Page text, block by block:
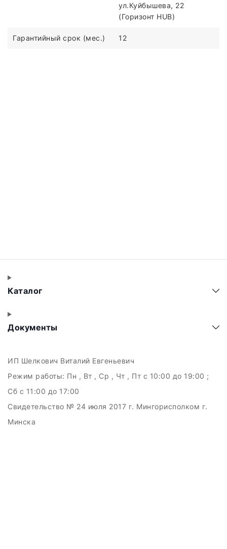
ул.Куйбышева, 22
(Горизонт HUB)
Гарантийный срок (мес.) 12
Каталог
Документы
ИП Шелкович Виталий Евгеньевич
Режим работы: Пн , Вт , Ср , Чт , Пт c 10:00 до 19:00 ;
Сб c 11:00 до 17:00
Свидетельство № 24 июля 2017 г. Мингорисполком г.
Минска